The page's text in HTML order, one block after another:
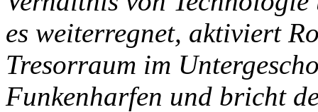
es weiterregnet, aktiviert
Tresorraum im
Funkenharfen und bricht